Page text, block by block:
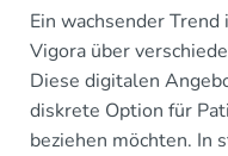
Ein wachsender
Vigora über
Diese digitalen
diskrete Option für
beziehen möchten. In